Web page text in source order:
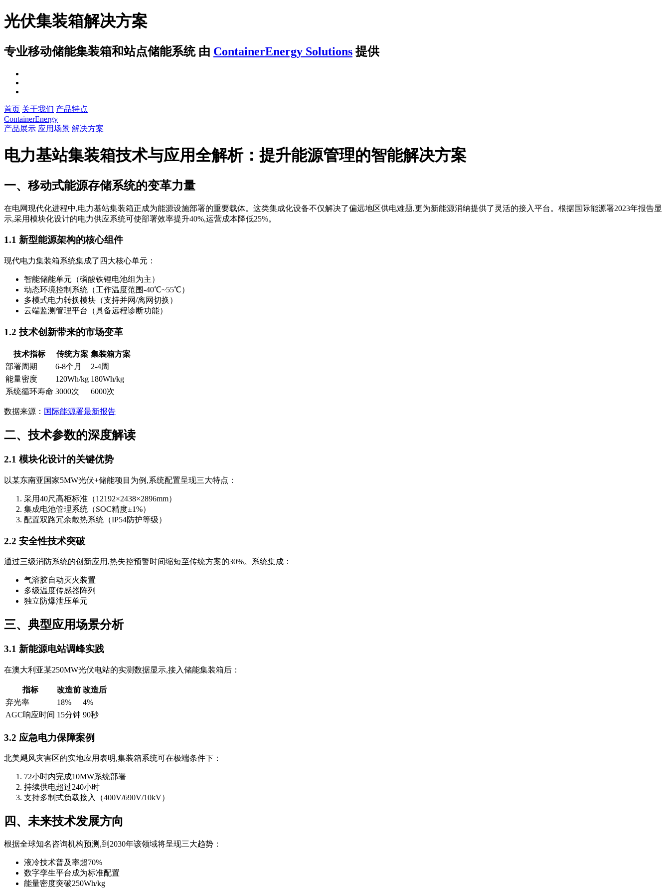
光伏集装箱解决方案
专业移动储能集装箱和站点储能系统 由 ContainerEnergy Solutions 提供
首页 关于我们 产品特点
ContainerEnergy
产品展示 应用场景 解决方案
电力基站集装箱技术与应用全解析：提升能源管理的智能解决方案
一、移动式能源存储系统的变革力量
在电网现代化进程中,电力基站集装箱正成为能源设施部署的重要载体。这类集成化设备不仅解决了偏远地区供电难题,更为新能源消纳提供了灵活的接入平台。根据国际能源署2023年报告显
示,采用模块化设计的电力供应系统可使部署效率提升40%,运营成本降低25%。
1.1 新型能源架构的核心组件
现代电力集装箱系统集成了四大核心单元：
智能储能单元（磷酸铁锂电池组为主）
动态环境控制系统（工作温度范围-40℃~55℃）
多模式电力转换模块（支持并网/离网切换）
云端监测管理平台（具备远程诊断功能）
1.2 技术创新带来的市场变革
技术指标 传统方案 集装箱方案
部署周期
6-8个月
2-4周
能量密度
120Wh/kg 180Wh/kg
系统循环寿命 3000次 6000次
数据来源： 国际能源署最新报告
二、技术参数的深度解读
2.1 模块化设计的关键优势
以某东南亚国家5MW光伏+储能项目为例,系统配置呈现三大特点：
采用40尺高柜标准（12192×2438×2896mm）
集成电池管理系统（SOC精度±1%）
配置双路冗余散热系统（IP54防护等级）
2.2 安全性技术突破
通过三级消防系统的创新应用,热失控预警时间缩短至传统方案的30%。系统集成：
气溶胶自动灭火装置
多级温度传感器阵列
独立防爆泄压单元
三、典型应用场景分析
3.1 新能源电站调峰实践
在澳大利亚某250MW光伏电站的实测数据显示,接入储能集装箱后：
指标 改造前 改造后
弃光率
18%
4%
AGC响应时间 15分钟 90秒
3.2 应急电力保障案例
北美飓风灾害区的实地应用表明,集装箱系统可在极端条件下：
72小时内完成10MW系统部署
持续供电超过240小时
支持多制式负载接入（400V/690V/10kV）
四、未来技术发展方向
根据全球知名咨询机构预测,到2030年该领域将呈现三大趋势：
液冷技术普及率超70%
数字孪生平台成为标准配置
能量密度突破250Wh/kg